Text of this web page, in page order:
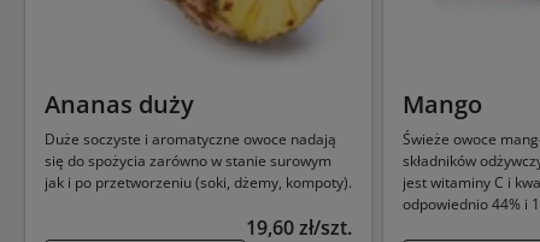
Ananas duży
Duże soczyste i aromatyczne owoce nadają
się do spożycia zarówno w stanie surowym
jak i po przetworzeniu (soki, dżemy, kompoty).
19,60 zł/szt.
Mango
Świeże owoce
składników
jest witaminy C i
odpowiednio 44% i